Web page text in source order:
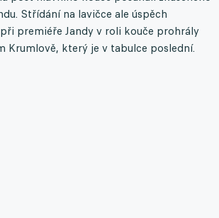
Střídání na lavičce ale úspěch
premiéře Jandy v roli kouče prohrály
Krumlově, který je v tabulce poslední.